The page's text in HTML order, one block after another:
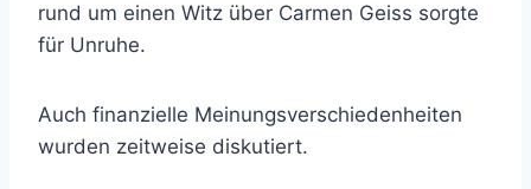
rund um einen Witz über Carmen Geiss sorgte
für Unruhe.
Auch finanzielle Meinungsverschiedenheiten
wurden zeitweise diskutiert.